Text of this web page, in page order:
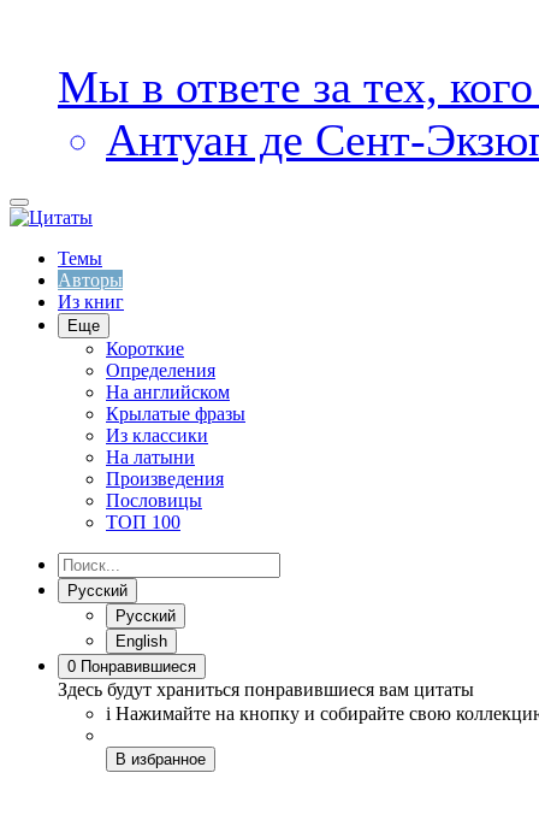
Мы в ответе за тех,
Антуан де Сент-
Темы
Авторы
Из книг
Еще
Короткие
Определения
На английском
Крылатые фразы
Из классики
На латыни
Произведения
Пословицы
ТОП 100
Русский
Русский
English
0 Понравившиеся
Здесь будут храниться понравившиеся вам цитаты
i Нажимайте на кнопку и собирайте свою
В избранное